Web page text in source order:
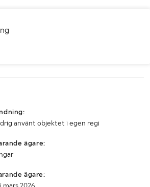
använt objektet i egen regi
ägare:
ägare: